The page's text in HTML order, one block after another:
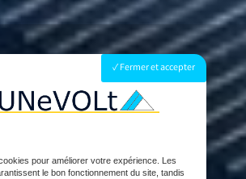
Fermer et accepter
pour améliorer votre expérience. Les
le bon fonctionnement du site, tandis